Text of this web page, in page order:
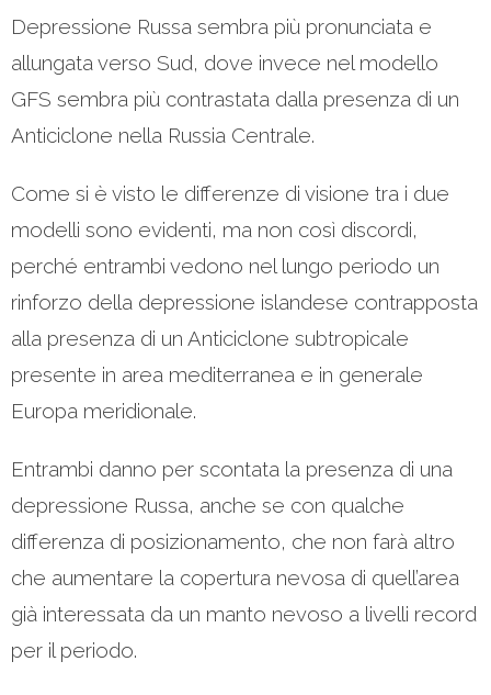
Depressione Russa sembra più pronunciata e
allungata verso Sud, dove invece nel modello
GFS sembra più contrastata dalla presenza di un
Anticiclone nella Russia Centrale.
Come si è visto le differenze di visione tra i due
modelli sono evidenti, ma non così discordi,
perché entrambi vedono nel lungo periodo un
rinforzo della depressione islandese contrapposta
alla presenza di un Anticiclone subtropicale
presente in area mediterranea e in generale
Europa meridionale.
Entrambi danno per scontata la presenza di una
depressione Russa, anche se con qualche
differenza di posizionamento, che non farà altro
che aumentare la copertura nevosa di quell’area
già interessata da un manto nevoso a livelli record
per il periodo.